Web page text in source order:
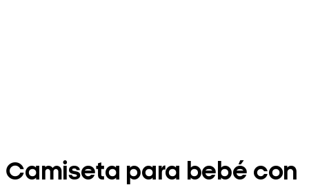
Camiseta para bebé con